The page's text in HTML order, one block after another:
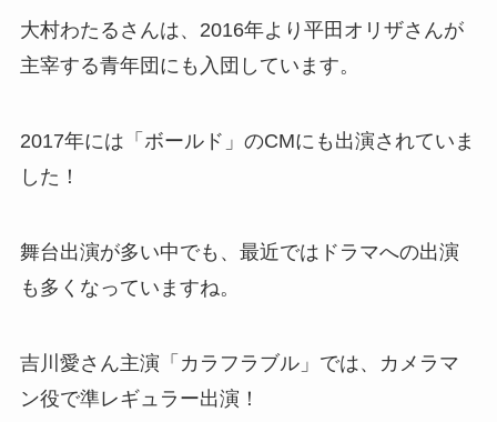
大村わたるさんは、2016年より平田オリザさんが
主宰する青年団にも入団しています。
2017年には「ボールド」のCMにも出演されていま
した！
舞台出演が多い中でも、最近ではドラマへの出演
も多くなっていますね。
吉川愛さん主演「カラフラブル」では、カメラマ
ン役で準レギュラー出演！